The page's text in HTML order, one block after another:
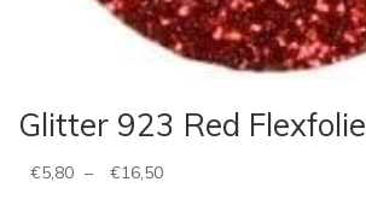
Glitter 923 Red Flexfolie
€5,80 – €16,50